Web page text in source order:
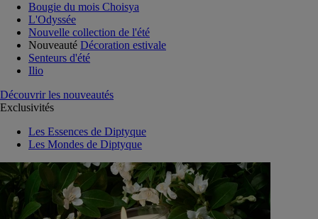
Bougie du mois Choisya
L'Odyssée
Nouvelle collection de l'été
Nouveauté Décoration estivale
Senteurs d'été
Ilio
Découvrir les nouveautés
Exclusivités
Les Essences de Diptyque
Les Mondes de Diptyque